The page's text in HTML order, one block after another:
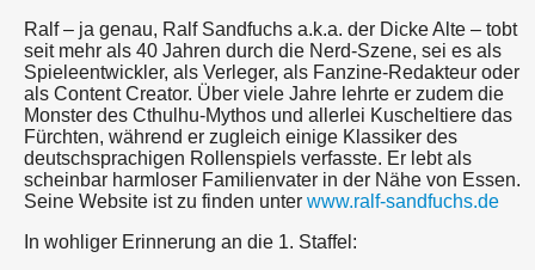
Ralf – ja genau, Ralf Sandfuchs a.k.a. der Dicke Alte – tobt
seit mehr als 40 Jahren durch die Nerd-Szene, sei es als
Spieleentwickler, als Verleger, als Fanzine-Redakteur oder
als Content Creator. Über viele Jahre lehrte er zudem die
Monster des Cthulhu-Mythos und allerlei Kuscheltiere das
Fürchten, während er zugleich einige Klassiker des
deutschsprachigen Rollenspiels verfasste. Er lebt als
scheinbar harmloser Familienvater in der Nähe von Essen.
Seine Website ist zu finden unter www.ralf-sandfuchs.de
In wohliger Erinnerung an die 1. Staffel: